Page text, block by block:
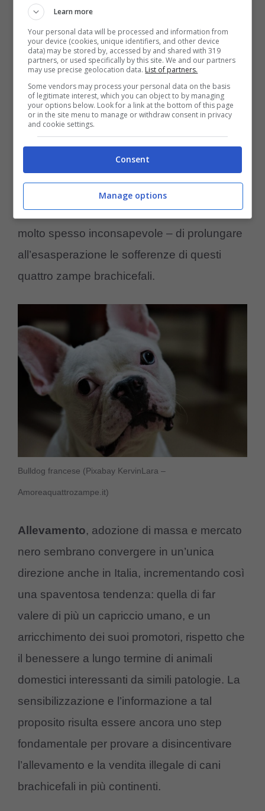
albino si parla anche di una moda innescata
in questi anni da una decisione pericolosa.
Ovvero dall’abitudine ormai piuttosto
consolidata, specialmente in Occidente, di
adottarequesta razza di cani
promuovendone il suo rinnovamento. Se
però l’albinismo resta un fatto ereditario
continuare a promuovere le adozioni di
questa razza equivarrebbe, secondo gli
esperti, a rispondere a una volontà – seppur
molto spesso inconsapevole – di prolungare
all’esasperazione le sofferenze di questi
quattro zampe brachicefali.
Bulldog francese (Pixabay KervinLara –
Amoreaquattrozampe.it)
Allevamento, adozione di massa e mercato
nero sembrano convergere in un’unica
direzione anche in Italia, incrementando così
una spaventosa tendenza: quella di far
valere di più un capriccio umano, e un
arricchimento dei suoi promotori, rispetto che
il benessere a lungo termine di animali
domestici interessanti da simili patologie. La
sensibilizzazione e l’informazione a tal
proposito risulta essere ancora uno step
fondamentale per provare a disincentivare
l’allevamento e la vendita illegale di cani
brachicefali in più continenti.
Learn more
Your personal data will be processed and information from
your device (cookies, unique identifiers, and other device
data) may be stored by, accessed by and shared with 319
partners, or used specifically by this site. We and our partners
may use precise geolocation data. List of partners.
Some vendors may process your personal data on the basis
of legitimate interest, which you can object to by managing
your options below. Look for a link at the bottom of this page
or in the site menu to manage or withdraw consent in privacy
and cookie settings.
Consent
Manage options